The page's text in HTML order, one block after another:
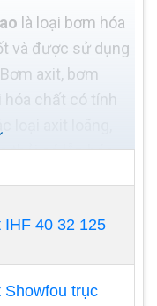
là loại bơm hóa
và được sử dụng
axit, bơm
hóa chất có tính
loại axit loãng,
thải có lẫn hóa
40 32 125
trục